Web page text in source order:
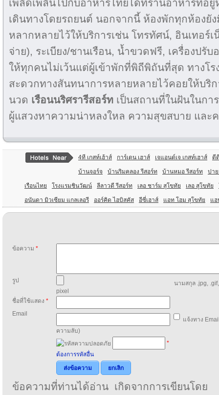
เพลิดเพลินไปกับอาหารไทยได้ที่ร้านอาหารที่อ
เดินทางโดยรถยนต์ นอกจากนี้ ห้องพักทุกห้องยั
หลากหลายไว้ให้บริการเช่น โทรทัศน์, อินเทอร์เ
จ่าย), ระเบียง/ชานเรือน, น้ำขวดฟรี, เครื่องปรั
ให้ทุกคนไม่เว้นแต่ผู้เข้าพักที่พิถีพิถันที่สุด ทางโ
สะดวกทางสันทนาการหลายหลายไว้คอยให้บริ
นวด เรือนนริศรารีสอร์ท เป็นสถานที่ในฝันในกา
ผู้แสวงหาความน่าหลงใหล ความสุขสบาย และ
4ที เกสท์เฮ้าส์ การ์เดน เฮาส์ เจแอนด์เจ เกสท์เฮาส์ ดี
บ้านจอร์จ บ้านริมคลอง รีสอร์ท บ้านหมอ รีสอร์ท ปา
เรือนไทย โรงแรมชินวัฒน์ ลีลาวดี รีสอร์ท เลอ ชาร์ม สุโขทัย เลอ สุโขทัย
อนันดา มิวเซียม แกลเลอรี ออร์คิด ไฮบิสคัส อีซี่เฮาส์ แอท โฮม สุโขทัย แฮ
ข้อความ *
รูป
นามสกุล .jpg,
pixel
ชื่อที่ใช้แสดง *
Email
แจ้งทาง
ความลับ)
*
ต้องการรหัสอื่น
ส่งข้อความ
ยกเลิก
ข้อความที่ท่านได้อ่าน เกิดจากการเขียนโดย